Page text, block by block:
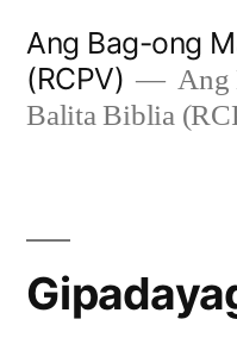
content
Ang Bag-ong
(RCPV)
Ang
Balita Biblia